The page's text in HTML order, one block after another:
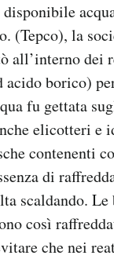
(Tepco), la
all’interno dei
acido borico)
fu gettata
elicotteri e
contenenti
di
scaldando. Le
così
che nei